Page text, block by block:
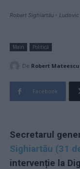
Robert Sighiartău -
Main Politică
De Robert Mateescu
Facebook
Secretarul
Sighiartău (31
intervenție la